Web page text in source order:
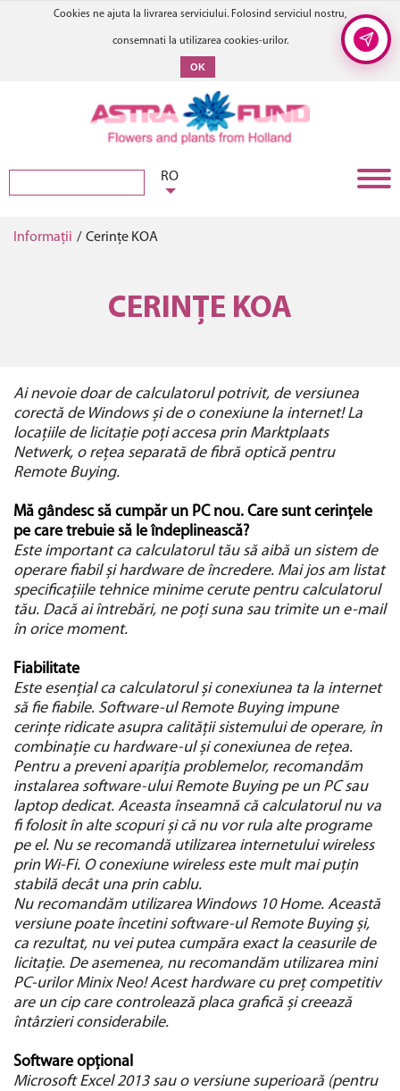
Cookies ne ajuta la livrarea serviciului. Folosind serviciul nostru,
consemnati la utilizarea cookies-urilor.
OK
RO
Informații / Cerințe KOA
CERINȚE KOA
Ai nevoie doar de calculatorul potrivit, de versiunea
corectă de Windows și de o conexiune la internet! La
locațiile de licitație poți accesa prin Marktplaats
Netwerk, o rețea separată de fibră optică pentru
Remote Buying.
Mă gândesc să cumpăr un PC nou. Care sunt cerințele
pe care trebuie să le îndeplinească?
Este important ca calculatorul tău să aibă un sistem de
operare fiabil și hardware de încredere. Mai jos am listat
specificațiile tehnice minime cerute pentru calculatorul
tău. Dacă ai întrebări, ne poți suna sau trimite un e-mail
în orice moment.
Fiabilitate
Este esențial ca calculatorul și conexiunea ta la internet
să fie fiabile. Software-ul Remote Buying impune
cerințe ridicate asupra calității sistemului de operare, în
combinație cu hardware-ul și conexiunea de rețea.
Pentru a preveni apariția problemelor, recomandăm
instalarea software-ului Remote Buying pe un PC sau
laptop dedicat. Aceasta înseamnă că calculatorul nu va
fi folosit în alte scopuri și că nu vor rula alte programe
pe el. Nu se recomandă utilizarea internetului wireless
prin Wi-Fi. O conexiune wireless este mult mai puțin
stabilă decât una prin cablu.
Nu recomandăm utilizarea Windows 10 Home. Această
versiune poate încetini software-ul Remote Buying și,
ca rezultat, nu vei putea cumpăra exact la ceasurile de
licitație. De asemenea, nu recomandăm utilizarea mini
PC-urilor Minix Neo! Acest hardware cu preț competitiv
are un cip care controlează placa grafică și creează
întârzieri considerabile.
Software opțional
Microsoft Excel 2013 sau o versiune superioară (pentru